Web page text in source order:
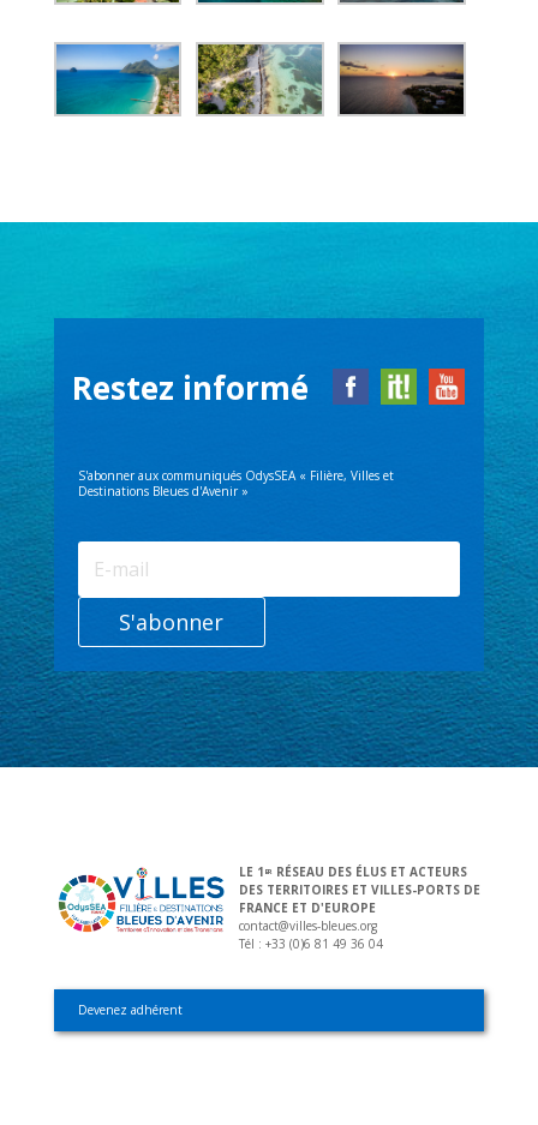
Restez informé
S'abonner aux communiqués OdysSEA « Filière, Villes et
Destinations Bleues d'Avenir »
S'abonner
LE 1 ER
RÉSEAU DES ÉLUS ET ACTEURS
DES TERRITOIRES ET VILLES-PORTS DE
FRANCE ET D'EUROPE
contact@villes-bleues.org
Tél : +33 (0)6 81 49 36 04
Devenez adhérent